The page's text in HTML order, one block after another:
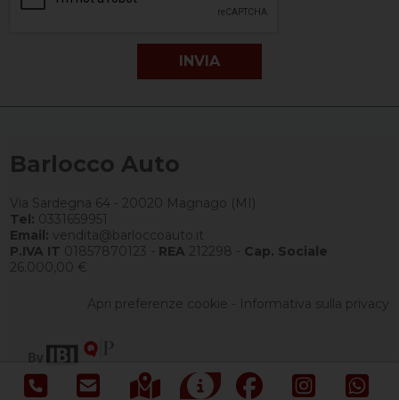
Barlocco Auto
Via Sardegna 64 - 20020 Magnago (MI)
Tel: 0331659951
Email: vendita@barloccoauto.it
P.IVA IT 01857870123 - REA 212298 - Cap. Sociale
26.000,00 €
Apri preferenze cookie - Informativa sulla privacy